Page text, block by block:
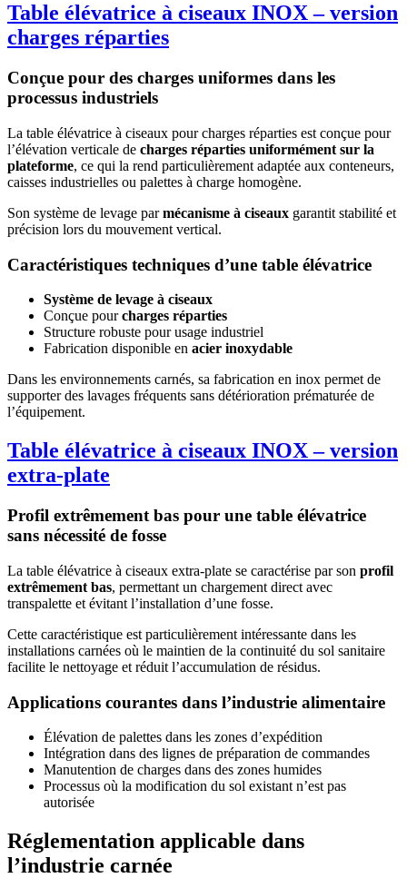
Table élévatrice à ciseaux INOX – version
charges réparties
Conçue pour des charges uniformes dans les
processus industriels
La table élévatrice à ciseaux pour charges réparties est conçue pour
l’élévation verticale de charges réparties uniformément sur la
plateforme, ce qui la rend particulièrement adaptée aux conteneurs,
caisses industrielles ou palettes à charge homogène.
Son système de levage parmécanisme à ciseaux garantit stabilité et
précision lors du mouvement vertical.
Caractéristiques techniques d’une table élévatrice
Système de levage à ciseaux
Conçue pourcharges réparties
Structure robuste pour usage industriel
Fabrication disponible en acier inoxydable
Dans les environnements carnés, sa fabrication en inox permet de
supporter des lavages fréquents sans détérioration prématurée de
l’équipement.
Table élévatrice à ciseaux INOX – version
extra-plate
Profil extrêmement bas pour une table élévatrice
sans nécessité de fosse
La table élévatrice à ciseaux extra-plate se caractérise par son profil
extrêmement bas, permettant un chargement direct avec
transpalette et évitant l’installation d’une fosse.
Cette caractéristique est particulièrement intéressante dans les
installations carnées où le maintien de la continuité du sol sanitaire
facilite le nettoyage et réduit l’accumulation de résidus.
Applications courantes dans l’industrie alimentaire
Élévation de palettes dans les zones d’expédition
Intégration dans des lignes de préparation de commandes
Manutention de charges dans des zones humides
Processus où la modification du sol existant n’est pas
autorisée
Réglementation applicable dans
l’industrie carnée